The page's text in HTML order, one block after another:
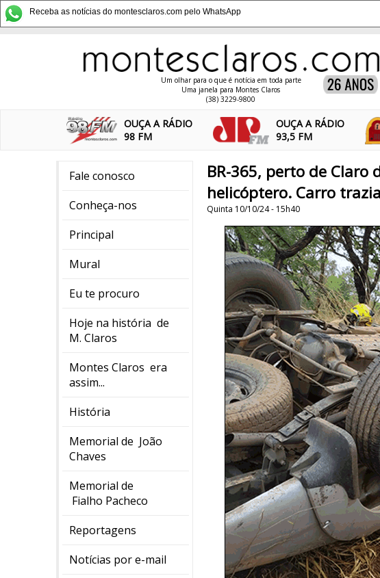
Receba as notícias do montesclaros.com pelo WhatsApp
Um olhar para o que é notícia em toda parte
Uma janela para Montes Claros
(38) 3229-9800
OUÇA A RÁDIO
98 FM
OUÇA A RÁDIO
93,5 FM
Fale conosco
Conheça-nos
Principal
Mural
Eu te procuro
Hoje na história de
M. Claros
Montes Claros era
assim...
História
Memorial de João
Chaves
Memorial de
Fialho Pacheco
Reportagens
Notícias por e-mail
BR-365, perto de Claro
helicóptero. Carro
Quinta 10/10/24 - 15h40